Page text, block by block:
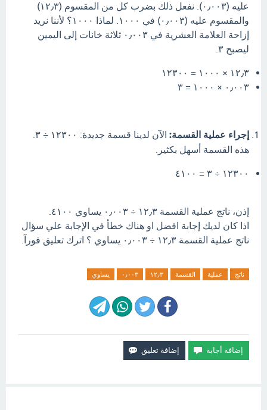
عليه (٠٫٠٠٣). نفعل ذلك بضرب كل من المقسوم (١٢٫٣)
والمقسوم عليه (٠٫٠٠٣) في ١٠٠٠. لماذا ١٠٠٠؟ لأننا نريد
إزاحة العلامة العشرية في ٠٫٠٠٣ ثلاثة خانات إلى اليمين
ليصبح ٣.
١٢٫٣ × ١٠٠٠ = ١٢٣٠٠
٠٫٠٠٣ × ١٠٠٠ = ٣
إجراء عملية القسمة:
هذه القسمة أسهل بكثير.
١٢٣٠٠ ÷ ٣ = ٤١٠٠
إذن، ناتج عملية القسمة ١٢٫٣ ÷ ٠٫٠٠٣ يساوي ٤١٠٠.
اذا كان لديك إجابة افضل او هناك خطأ في الإجابة علي سؤال
ناتج عملية القسمة ١٢٫٣ ÷ ٠٫٠٠٣ يساوي ؟ اترك تعليق فورآ.
ناتج عملية القسمة ١٢٫٣ ٠٫٠٠٣ يساوي